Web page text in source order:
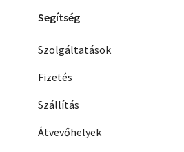
Segítség
Szolgáltatások
Fizetés
Szállítás
Átvevőhelyek